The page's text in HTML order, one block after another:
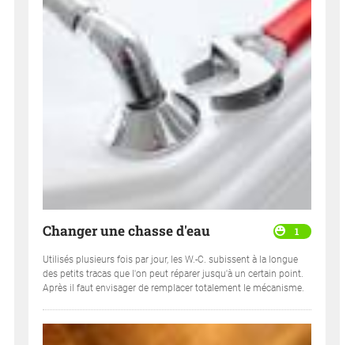
1
Changer une chasse d'eau
Utilisés plusieurs fois par jour, les W.-C. subissent à la longue
des petits tracas que l'on peut réparer jusqu'à un certain point.
Après il faut envisager de remplacer totalement le mécanisme.